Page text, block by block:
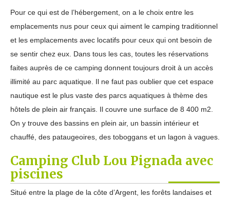
Pour ce qui est de l’hébergement, on a le choix entre les
emplacements nus pour ceux qui aiment le camping traditionnel
et les emplacements avec locatifs pour ceux qui ont besoin de
se sentir chez eux. Dans tous les cas, toutes les réservations
faites auprès de ce camping donnent toujours droit à un accès
illimité au parc aquatique. Il ne faut pas oublier que cet espace
nautique est le plus vaste des parcs aquatiques à thème des
hôtels de plein air français. Il couvre une surface de 8 400 m2.
On y trouve des bassins en plein air, un bassin intérieur et
chauffé, des pataugeoires, des toboggans et un lagon à vagues.
Camping Club Lou Pignada avec
piscines
Situé entre la plage de la côte d’Argent, les forêts landaises et